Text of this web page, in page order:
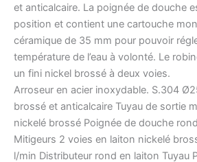
et anticalcaire. La poignée de douche
position et contient une cartouche
céramique de 35 mm pour pouvoir
température de l’eau à volonté. Le
un fini nickel brossé à deux voies.
Arroseur en acier inoxydable. S.304
brossé et anticalcaire Tuyau de sortie
nickelé brossé Poignée de douche
Mitigeurs 2 voies en laiton nickelé
l/min Distributeur rond en laiton Tuyau